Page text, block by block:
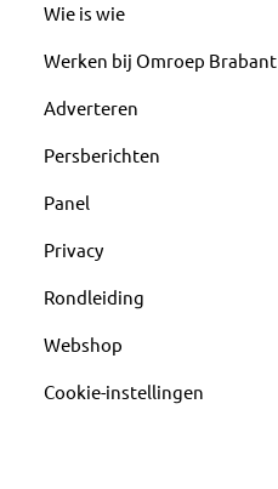
Wie is wie
Werken bij Omroep Brabant
Adverteren
Persberichten
Panel
Privacy
Rondleiding
Webshop
Cookie-instellingen